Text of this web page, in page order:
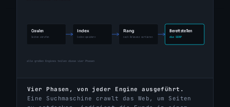
Vier Phasen, von jeder Engine ausgeführt.
Eine Suchmaschine crawlt das Web, um Seiten